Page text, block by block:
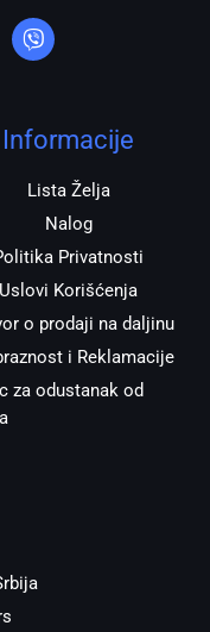
i
b
e
Informacije
Lista Želja
Nalog
Privatnosti
Uslovi Korišćenja
o prodaji na daljinu
i Reklamacije
za odustanak od